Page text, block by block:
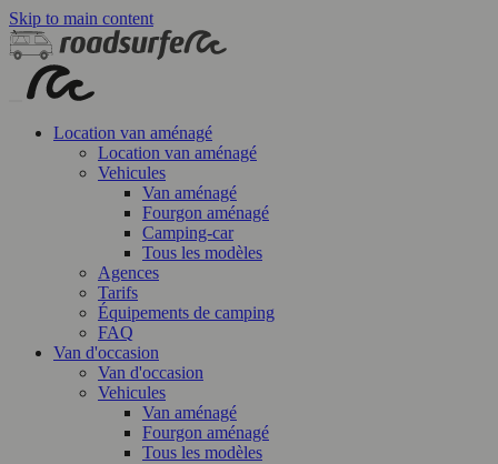
Skip to main content
Location van aménagé
Location van aménagé
Vehicules
Van aménagé
Fourgon aménagé
Camping-car
Tous les modèles
Agences
Tarifs
Équipements de camping
FAQ
Van d'occasion
Van d'occasion
Vehicules
Van aménagé
Fourgon aménagé
Tous les modèles